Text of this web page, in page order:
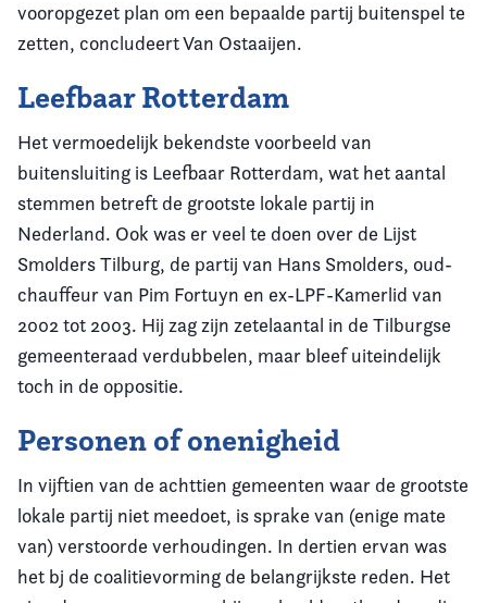
vooropgezet plan om een bepaalde partij buitenspel te
zetten, concludeert Van Ostaaijen.
Leefbaar Rotterdam
Het vermoedelijk bekendste voorbeeld van
buitensluiting is Leefbaar Rotterdam, wat het aantal
stemmen betreft de grootste lokale partij in
Nederland. Ook was er veel te doen over de Lijst
Smolders Tilburg, de partij van Hans Smolders, oud-
chauffeur van Pim Fortuyn en ex-LPF-Kamerlid van
2002 tot 2003. Hij zag zijn zetelaantal in de Tilburgse
gemeenteraad verdubbelen, maar bleef uiteindelijk
toch in de oppositie.
Personen of onenigheid
In vijftien van de achttien gemeenten waar de grootste
lokale partij niet meedoet, is sprake van (enige mate
van) verstoorde verhoudingen. In dertien ervan was
het bj de coalitievorming de belangrijkste reden. Het